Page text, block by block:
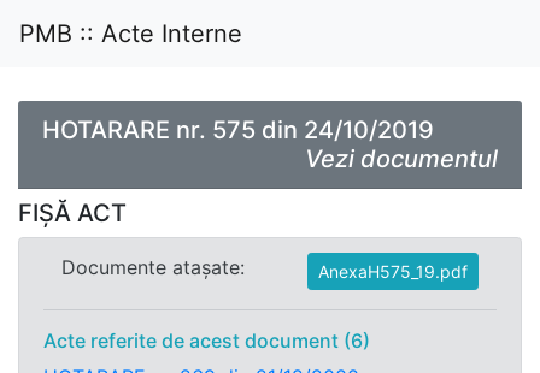
PMB :: Acte Interne
HOTARARE nr. 575 din 24/10/2019
Vezi documentul
FIȘĂ ACT
Documente atașate: AnexaH575_19.pdf
Acte referite de acest document (6)